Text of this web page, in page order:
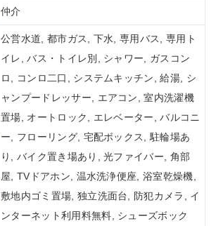
仲介
公営水道, 都市ガス, 下水, 専用バス, 専用ト
イレ, バス・トイレ別, シャワー, ガスコン
ロ, コンロ二口, システムキッチン, 給湯, シ
ャンプードレッサー, エアコン, 室内洗濯機
置場, オートロック, エレベーター, バルコニ
ー, フローリング, 宅配ボックス, 駐輪場あ
り, バイク置き場あり, 光ファイバー, 角部
屋, TVドアホン, 温水洗浄便座, 浴室乾燥機,
敷地内ゴミ置場, 独立洗面台, 防犯カメラ, イ
ンターネット利用料無料, シューズボック